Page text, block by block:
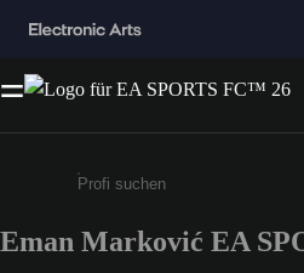
Gib mindestens 3
Eman Marković EA